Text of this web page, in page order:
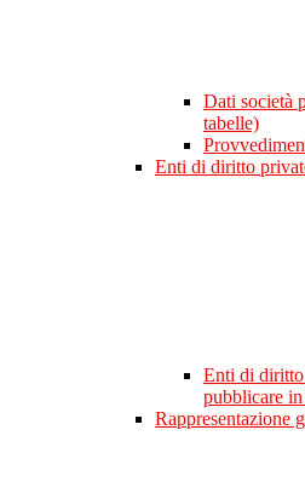
Dati società
tabelle)
Enti di diritto
Enti di
pubblicare
Rappresentazione